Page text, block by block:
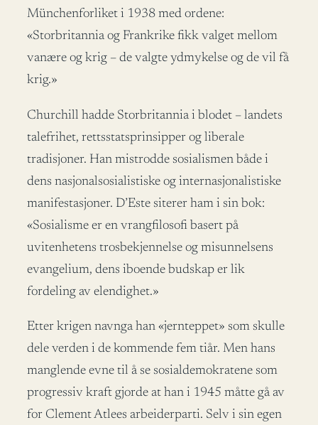
Münchenforliket i 1938 med ordene:
«Storbritannia og Frankrike fikk valget mellom
vanære og krig – de valgte ydmykelse og de vil få
krig.»
Churchill hadde Storbritannia i blodet – landets
talefrihet, rettsstatsprinsipper og liberale
tradisjoner. Han mistrodde sosialismen både i
dens nasjonalsosialistiske og internasjonalistiske
manifestasjoner. D’Este siterer ham i sin bok:
«Sosialisme er en vrangfilosofi basert på
uvitenhetens trosbekjennelse og misunnelsens
evangelium, dens iboende budskap er lik
fordeling av elendighet.»
Etter krigen navnga han «jernteppet» som skulle
dele verden i de kommende fem tiår. Men hans
manglende evne til å se sosialdemokratene som
progressiv kraft gjorde at han i 1945 måtte gå av
for Clement Atlees arbeiderparti. Selv i sin egen